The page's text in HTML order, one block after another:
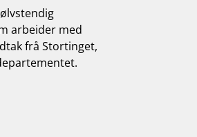
arbeider med
frå Stortinget,